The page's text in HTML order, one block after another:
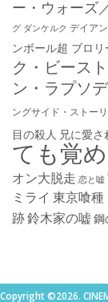
ー・ウォーズ
グ ダンケルク デイア
ンボール超 ブロリ
ク・ビース
ン・ラプソ
ングサイド・ストー
目の殺人 兄に愛
ても覚
オン大脱走 恋と嘘
ミライ 東京喰種
跡鈴木家の嘘 鋼
Copyright ©2026.